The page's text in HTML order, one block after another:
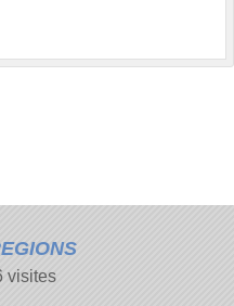
visites